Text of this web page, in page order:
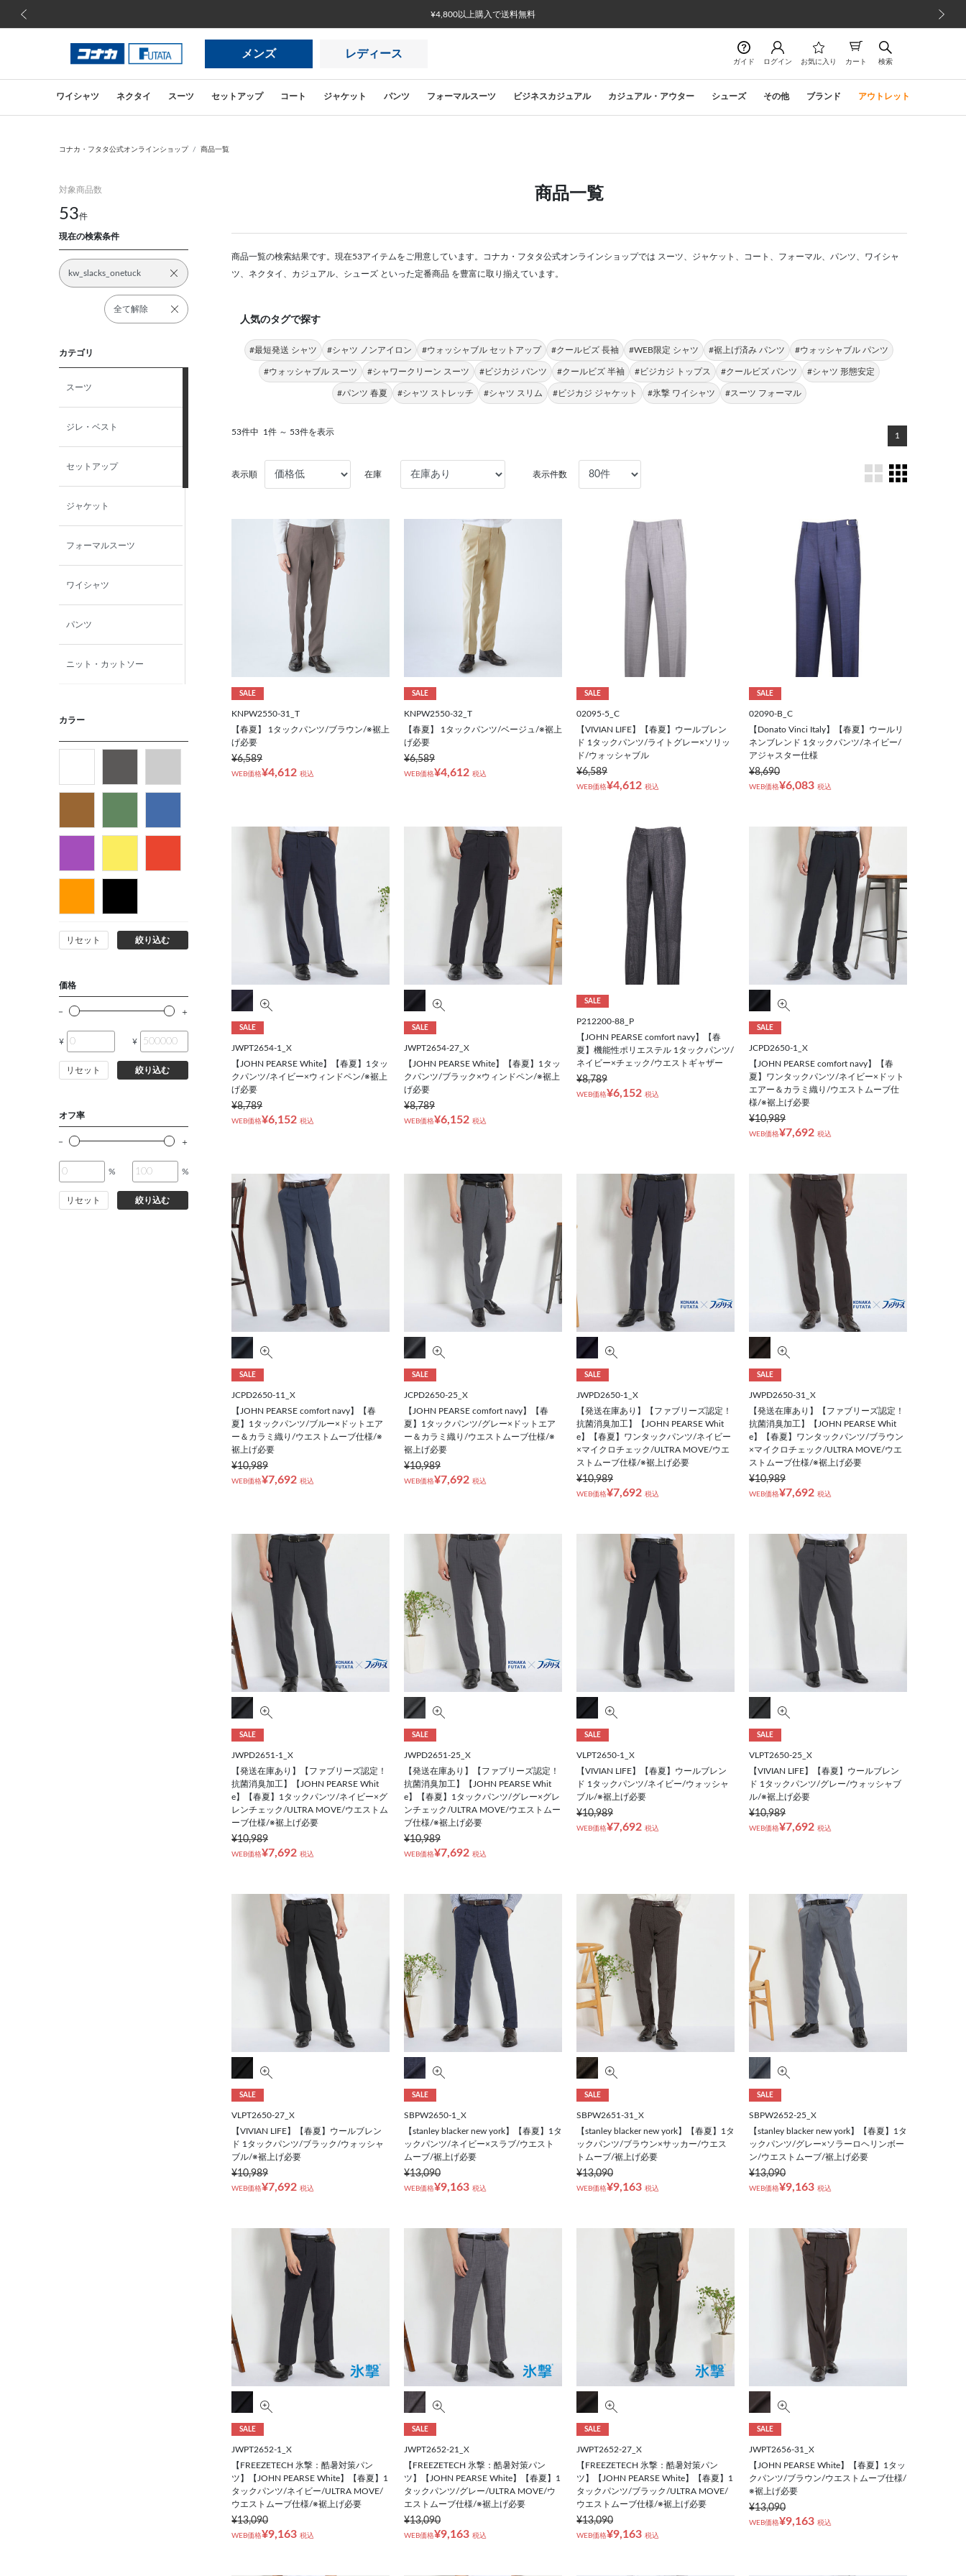
メンズ レディース
ガイド ログイン お気に入り カート 検索
ワイシャツ ネクタイ スーツ セットアップ コート ジャケット パンツ フォーマルスーツ ビジネスカジュアル カジュアル・アウター シューズ その他 ブランド アウトレット
コナカ・フタタ公式オンラインショップ 商品一覧
対象商品数
53件
現在の検索条件
kw_slacks_onetuck
全て解除
カテゴリ
スーツ
ジレ・ベスト
セットアップ
ジャケット
フォーマルスーツ
ワイシャツ
パンツ
ニット・カットソー
アウター
フォーマルタイ
バッグ
シューズ
アンダーウェア
オーダースーツ
カラー
リセット 絞り込む
価格
¥ ¥
リセット 絞り込む
オフ率
% %
リセット 絞り込む
商品一覧
商品一覧の検索結果です。現在53アイテムをご用意しています。コナカ・フタタ公式オンラインショップでは スーツ、ジャケット、コート、フォーマル、パンツ、ワイシャ
ツ、ネクタイ、カジュアル、シューズ といった定番商品 を豊富に取り揃えています。
人気のタグで探す
#最短発送 シャツ #シャツ ノンアイロン #ウォッシャブル セットアップ #クールビズ 長袖 #WEB限定 シャツ #裾上げ済み パンツ #ウォッシャブル パンツ
#ウォッシャブル スーツ #シャワークリーン スーツ #ビジカジ パンツ #クールビズ 半袖 #ビジカジ トップス #クールビズ パンツ #シャツ 形態安定
#パンツ 春夏 #シャツ ストレッチ #シャツ スリム #ビジカジ ジャケット #氷撃 ワイシャツ #スーツ フォーマル
53件中 1件 ～ 53件を表示 1
表示順 在庫 表示件数
SALE
KNPW2550-31_T
【春夏】 1タックパンツ/ブラウン/※裾上
げ必要
¥6,589
WEB価格¥4,612 税込
SALE
KNPW2550-32_T
【春夏】 1タックパンツ/ベージュ/※裾上
げ必要
¥6,589
WEB価格¥4,612 税込
SALE
02095-5_C
【VIVIAN LIFE】【春夏】ウールブレン
ド 1タックパンツ/ライトグレー×ソリッ
ド/ウォッシャブル
¥6,589
WEB価格¥4,612 税込
SALE
02090-B_C
【Donato Vinci Italy】【春夏】ウールリ
ネンブレンド 1タックパンツ/ネイビー/
アジャスター仕様
¥8,690
WEB価格¥6,083 税込
SALE
JWPT2654-1_X
【JOHN PEARSE White】【春夏】1タッ
クパンツ/ネイビー×ウィンドペン/※裾上
げ必要
¥8,789
WEB価格¥6,152 税込
SALE
JWPT2654-27_X
【JOHN PEARSE White】【春夏】1タッ
クパンツ/ブラック×ウィンドペン/※裾上
げ必要
¥8,789
WEB価格¥6,152 税込
SALE
P212200-88_P
【JOHN PEARSE comfort navy】【春
夏】機能性ポリエステル 1タックパンツ/
ネイビー×チェック/ウエストギャザー
¥8,789
WEB価格¥6,152 税込
SALE
JCPD2650-1_X
【JOHN PEARSE comfort navy】【春
夏】ワンタックパンツ/ネイビー×ドット
エアー＆カラミ織り/ウエストムーブ仕
様/※裾上げ必要
¥10,989
WEB価格¥7,692 税込
SALE
JCPD2650-11_X
【JOHN PEARSE comfort navy】【春
夏】1タックパンツ/ブルー×ドットエア
ー＆カラミ織り/ウエストムーブ仕様/※
裾上げ必要
¥10,989
WEB価格¥7,692 税込
SALE
JCPD2650-25_X
【JOHN PEARSE comfort navy】【春
夏】1タックパンツ/グレー×ドットエア
ー＆カラミ織り/ウエストムーブ仕様/※
裾上げ必要
¥10,989
WEB価格¥7,692 税込
SALE
JWPD2650-1_X
【発送在庫あり】【ファブリーズ認定！
抗菌消臭加工】【JOHN PEARSE Whit
e】【春夏】ワンタックパンツ/ネイビー
×マイクロチェック/ULTRA MOVE/ウエ
ストムーブ仕様/※裾上げ必要
¥10,989
WEB価格¥7,692 税込
SALE
JWPD2650-31_X
【発送在庫あり】【ファブリーズ認定！
抗菌消臭加工】【JOHN PEARSE Whit
e】【春夏】ワンタックパンツ/ブラウン
×マイクロチェック/ULTRA MOVE/ウエ
ストムーブ仕様/※裾上げ必要
¥10,989
WEB価格¥7,692 税込
SALE
JWPD2651-1_X
【発送在庫あり】【ファブリーズ認定！
抗菌消臭加工】【JOHN PEARSE Whit
e】【春夏】1タックパンツ/ネイビー×グ
レンチェック/ULTRA MOVE/ウエストム
ーブ仕様/※裾上げ必要
¥10,989
WEB価格¥7,692 税込
SALE
JWPD2651-25_X
【発送在庫あり】【ファブリーズ認定！
抗菌消臭加工】【JOHN PEARSE Whit
e】【春夏】1タックパンツ/グレー×グレ
ンチェック/ULTRA MOVE/ウエストムー
ブ仕様/※裾上げ必要
¥10,989
WEB価格¥7,692 税込
SALE
VLPT2650-1_X
【VIVIAN LIFE】【春夏】ウールブレン
ド 1タックパンツ/ネイビー/ウォッシャ
ブル/※裾上げ必要
¥10,989
WEB価格¥7,692 税込
SALE
VLPT2650-25_X
【VIVIAN LIFE】【春夏】ウールブレン
ド 1タックパンツ/グレー/ウォッシャブ
ル/※裾上げ必要
¥10,989
WEB価格¥7,692 税込
SALE
VLPT2650-27_X
【VIVIAN LIFE】【春夏】ウールブレン
ド 1タックパンツ/ブラック/ウォッシャ
ブル/※裾上げ必要
¥10,989
WEB価格¥7,692 税込
SALE
SBPW2650-1_X
【stanley blacker new york】【春夏】1タ
ックパンツ/ネイビー×スラブ/ウエスト
ムーブ/裾上げ必要
¥13,090
WEB価格¥9,163 税込
SALE
SBPW2651-31_X
【stanley blacker new york】【春夏】1タ
ックパンツ/ブラウン×サッカー/ウエス
トムーブ/裾上げ必要
¥13,090
WEB価格¥9,163 税込
SALE
SBPW2652-25_X
【stanley blacker new york】【春夏】1タ
ックパンツ/グレー×ソラーロヘリンボー
ン/ウエストムーブ/裾上げ必要
¥13,090
WEB価格¥9,163 税込
SALE
JWPT2652-1_X
【FREEZETECH 氷撃：酷暑対策パン
ツ】【JOHN PEARSE White】【春夏】1
タックパンツ/ネイビー/ULTRA MOVE/
ウエストムーブ仕様/※裾上げ必要
¥13,090
WEB価格¥9,163 税込
SALE
JWPT2652-21_X
【FREEZETECH 氷撃：酷暑対策パン
ツ】【JOHN PEARSE White】【春夏】1
タックパンツ/グレー/ULTRA MOVE/ウ
エストムーブ仕様/※裾上げ必要
¥13,090
WEB価格¥9,163 税込
SALE
JWPT2652-27_X
【FREEZETECH 氷撃：酷暑対策パン
ツ】【JOHN PEARSE White】【春夏】1
タックパンツ/ブラック/ULTRA MOVE/
ウエストムーブ仕様/※裾上げ必要
¥13,090
WEB価格¥9,163 税込
SALE
JWPT2656-31_X
【JOHN PEARSE White】【春夏】1タッ
クパンツ/ブラウン/ウエストムーブ仕様/
※裾上げ必要
¥13,090
WEB価格¥9,163 税込